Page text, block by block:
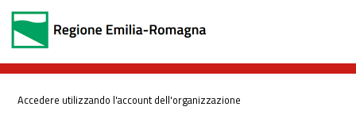
Accedere utilizzando l'account dell'organizzazione